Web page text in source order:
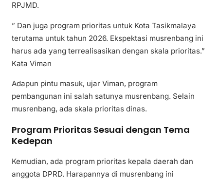
RPJMD.
” Dan juga program prioritas untuk Kota Tasikmalaya
terutama untuk tahun 2026. Ekspektasi musrenbang ini
harus ada yang terrealisasikan dengan skala prioritas.”
Kata Viman
Adapun pintu masuk, ujar Viman, program
pembangunan ini salah satunya musrenbang. Selain
musrenbang, ada skala prioritas dinas.
Program Prioritas Sesuai dengan Tema
Kedepan
Kemudian, ada program prioritas kepala daerah dan
anggota DPRD. Harapannya di musrenbang ini